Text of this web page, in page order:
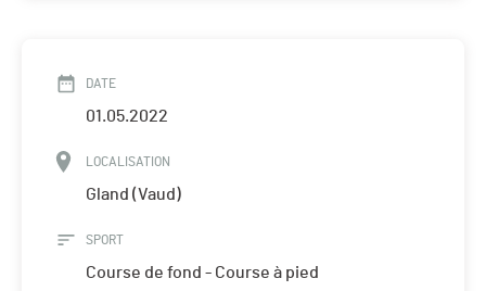
DATE
01.05.2022
LOCALISATION
Gland (Vaud)
SPORT
Course de fond - Course à pied